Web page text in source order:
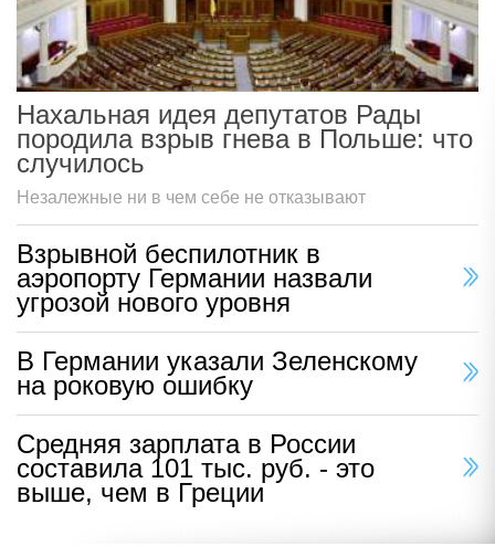
Нахальная идея депутатов Рады
породила взрыв гнева в Польше: что
случилось
Незалежные ни в чем себе не отказывают
Взрывной беспилотник в
аэропорту Германии назвали
угрозой нового уровня
В Германии указали Зеленскому
на роковую ошибку
Средняя зарплата в России
составила 101 тыс. руб. - это
выше, чем в Греции